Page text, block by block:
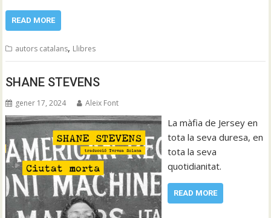
READ MORE
autors catalans, Llibres
SHANE STEVENS
gener 17, 2024 Aleix Font
La màfia de Jersey en
tota la seva duresa, en
tota la seva
quotidianitat.
READ MORE